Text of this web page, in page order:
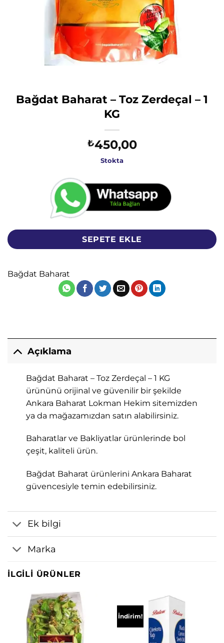
Bağdat Baharat – Toz Zerdeçal – 1
KG
₺450,00
Stokta
SEPETE EKLE
Bağdat Baharat
Açıklama
Bağdat Baharat – Toz Zerdeçal – 1 KG
ürününü orijinal ve güvenilir bir şekilde
Ankara Baharat Lokman Hekim sitemizden
ya da mağazamızdan satın alabilirsiniz.
Baharatlar ve Bakliyatlar ürünlerinde bol
çeşit, kaliteli ürün.
Bağdat Baharat ürünlerini Ankara Baharat
güvencesiyle temin edebilirsiniz.
Ek bilgi
Marka
İLGILI ÜRÜNLER
İndirim!